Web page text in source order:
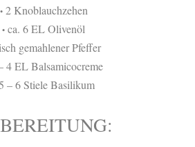
•2 Knoblauchzehen
• ca. 6 EL Olivenöl
gemahlener Pfeffer
4 EL Balsamicocreme
– 6 Stiele Basilikum